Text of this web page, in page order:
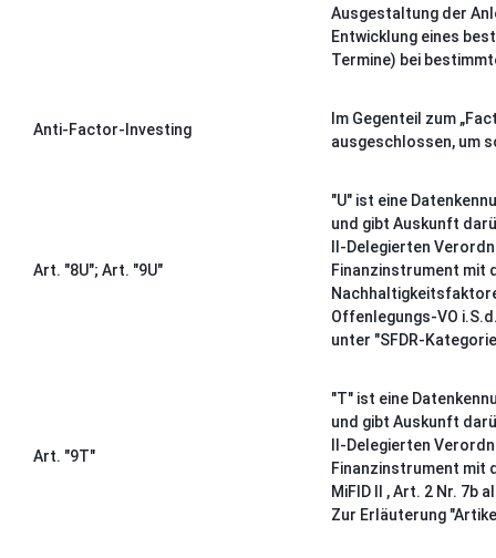
Ausgestaltung der
Entwicklung eines
Termine) bei
Anti-Factor-Investing
Im Gegenteil zum
ausgeschlossen, um
Art. "8U"; Art. "9U"
"U" ist eine
und gibt Auskunft
II-Delegierten
Finanzinstrument mit
Offenlegungs-VO
unter "SFDR-
Art. "9T"
"T" ist eine
und gibt Auskunft
II-Delegierten
Finanzinstrument mit
MiFID II , Art. 2 Nr. 7b
Zur Erläuterung